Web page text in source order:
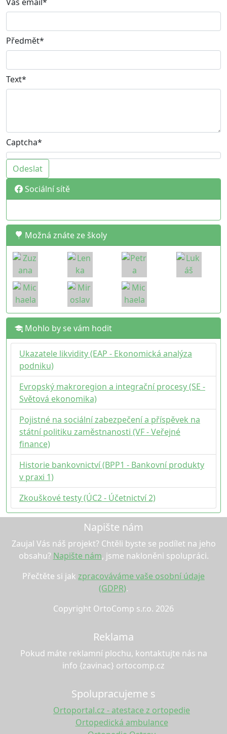
Předmět*
Text*
Captcha*
Sociální sítě
Možná znáte ze školy
Mohlo by se vám hodit
Ukazatele likvidity (EAP - Ekonomická analýza
podniku)
Evropský makroregion a integrační procesy (SE -
Světová ekonomika)
Pojistné na sociální zabezpečení a příspěvek na
státní politiku zaměstnanosti (VF - Veřejné
finance)
Historie bankovnictví (BPP1 - Bankovní produkty
v praxi 1)
Zkouškové testy (ÚC2 - Účetnictví 2)
Napište nám
Zaujal Vás náš projekt? Chtěli byste se podílet na jeho
obsahu? Napište nám, jsme nakloněni spolupráci.
Přečtěte si jak zpracováváme vaše osobní údaje
(GDPR).
Copyright OrtoComp s.r.o. 2026
Reklama
Pokud máte reklamní plochu, kontaktujte nás na
info {zavinac} ortocomp.cz
Spolupracujeme s
Ortoportal.cz - atestace z ortopedie
Ortopedická ambulance